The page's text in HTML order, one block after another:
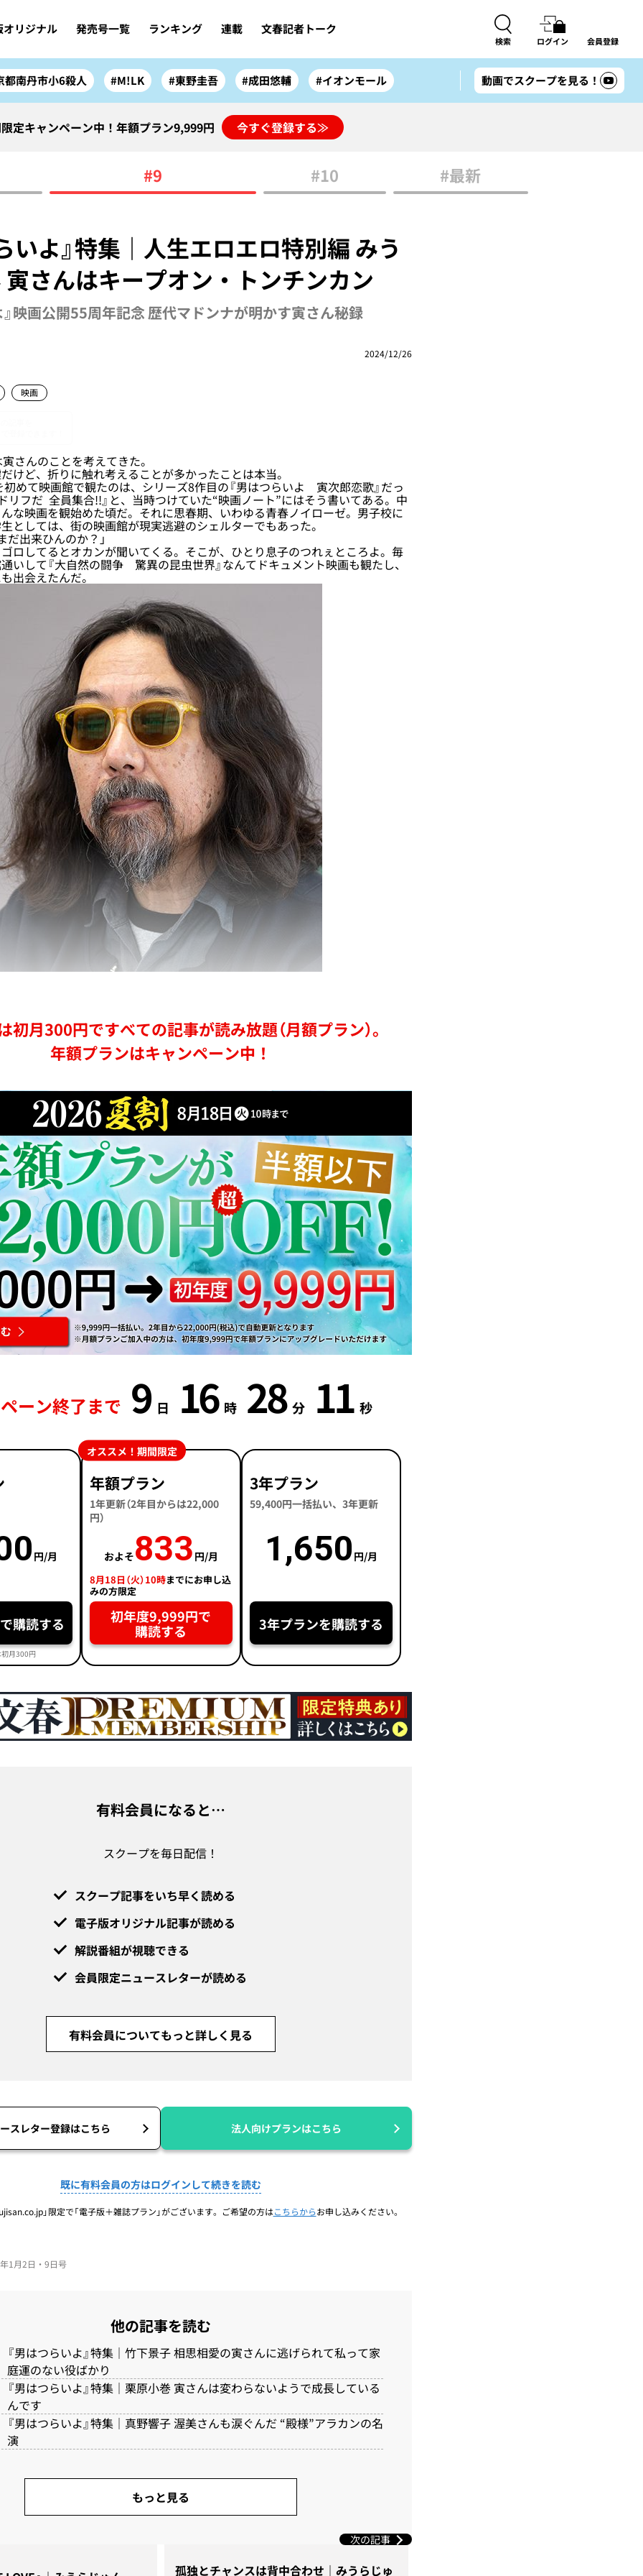
オリジナル 発売号一覧 ランキング 連載 文春記者トーク
検索 ログイン 会員登録
都南丹市小6殺人 #M!LK #東野圭吾 #成田悠輔 #イオンモール 動画でスクープを見る！
定キャンペーン中！年額プラン9,999円 今すぐ登録する≫
#9 #10 #最新
いよ』特集｜人生エロエロ特別編 みう
さんはキープオン・トンチンカン
』映画公開55周年記念 歴代マドンナが明かす寅さん秘録
2024/12/26
映画
んのことを考えてきた。
ど、折りに触れ考えることが多かったことは本当。
初めて映画館で観たのは、シリーズ8作目の『男はつらいよ 寅次郎恋歌』だっ
リフだ 全員集合!!』と、当時つけていた“映画ノート”にはそう書いてある。中
な映画を観始めた頃だ。それに思春期、いわゆる青春ノイローゼ。男子校に
としては、街の映画館が現実逃避のシェルターでもあった。
だ出来ひんのか？」
してるとオカンが聞いてくる。そこが、ひとり息子のつれぇところよ。毎
いして『大自然の闘争 驚異の昆虫世界』なんてドキュメント映画も観たし、
出会えたんだ。
初月300円ですべての記事が読み放題（月額プラン）。
年額プランはキャンペーン中！
ーン終了まで 9 日 16 時 28 分 10 秒
円/月
購読する
月300円
年額プラン
1年更新（2年目からは22,000
円）
およそ833 円/月
8月18日（火）10時までにお申し込
みの方限定
初年度9,999円で
購読する
オススメ！期間限定
3年プラン
59,400円一括払い、3年更新
1,650 円/月
3年プランを購読する
有料会員になると…
スクープを毎日配信！
スクープ記事をいち早く読める
電子版オリジナル記事が読める
解説番組が視聴できる
会員限定ニュースレターが読める
有料会員についてもっと詳しく見る
スレター登録はこちら 法人向けプランはこちら
既に有料会員の方はログインして続きを読む
」限定で「電子版＋雑誌プラン」がございます。ご希望の方はこちらからお申し込みください。
1月2日・9日号
他の記事を読む
『男はつらいよ』特集｜竹下景子 相思相愛の寅さんに逃げられて私って家
庭運のない役ばかり
『男はつらいよ』特集｜栗原小巻 寅さんは変わらないようで成長している
んです
『男はつらいよ』特集｜真野響子 渥美さんも涙ぐんだ “殿様”アラカンの名
演
もっと見る
次の記事
孤独とチャンスは背中合わせ｜みうらじゅ